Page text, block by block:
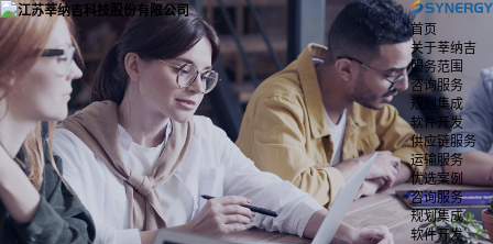
首页
关于莘纳吉
服务范围
咨询服务
规划集成
软件开发
供应链服务
运输服务
优选案例
咨询服务
规划集成
软件开发